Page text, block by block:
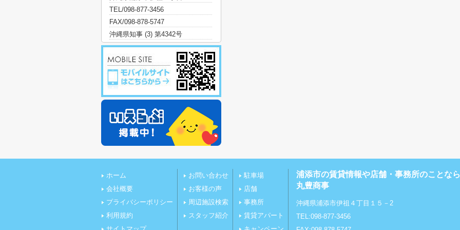
TEL/098-877-3456
FAX/098-878-5747
沖縄県知事 (3) 第4342号
ホーム
会社概要
プライバシーポリシー
利用規約
お問い合わせ
お客様の声
周辺施設検索
スタッフ紹介
駐車場
店舗
事務所
賃貸アパート
浦添市の賃貸情報や店舗・事務所のことな
丸豊商事
沖縄県浦添市伊祖４丁目１５－2
TEL:098-877-3456